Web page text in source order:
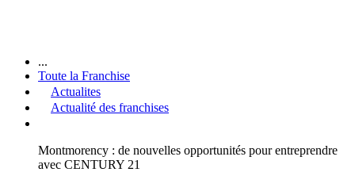
...
Toute la Franchise
Actualites
Actualité des franchises
Montmorency : de nouvelles opportunités pour entreprendre
avec CENTURY 21